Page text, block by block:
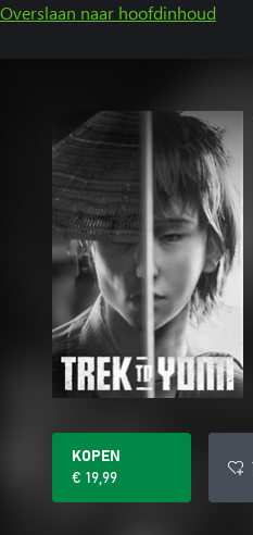
Overslaan naar hoofdinhoud
KOPEN
€ 19,99